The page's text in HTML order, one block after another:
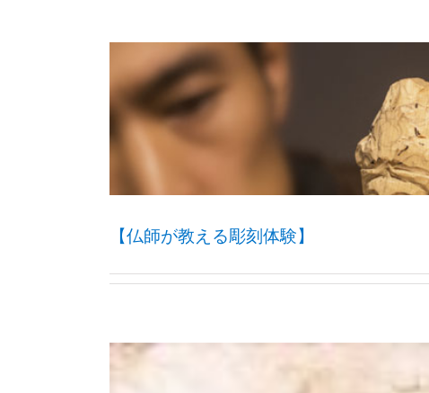
【仏師が教える彫刻体験】